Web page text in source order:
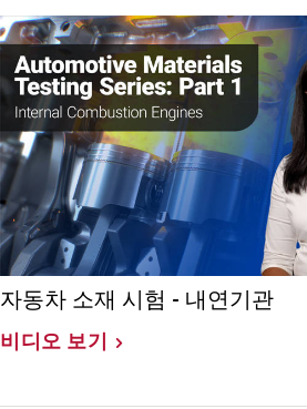
자동차 소재 시험 - 내연기관
비디오 보기